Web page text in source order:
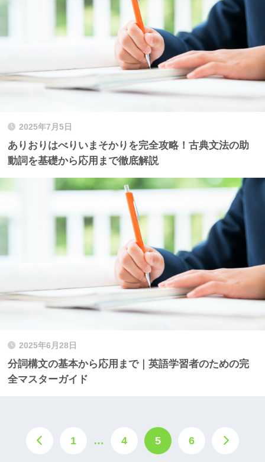
2025年7月5日
ありおりはべりいまそかりを完全攻略！古典文法の助
動詞を基礎から応用まで徹底解説
2025年6月28日
分詞構文の基本から応用まで｜英語学習者のための完
全マスターガイド
1 … 4 5 6